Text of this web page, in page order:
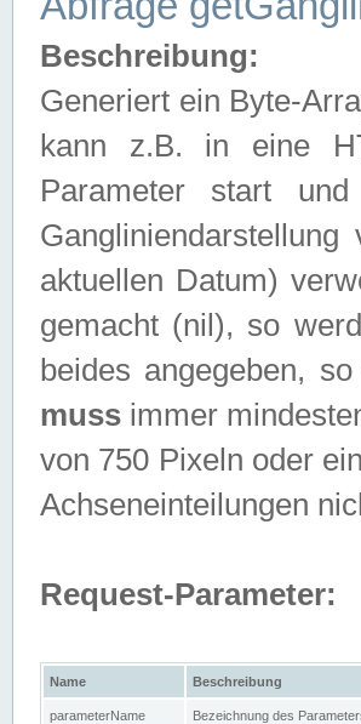
Beschreibung:
Generiert ein Byte-
kann z.B. in eine
Parameter start
aktuellen Datum)
gemacht (nil), so
beides angegeben,
muss immer
von 750 Pixeln oder
Achseneinteilungen
Request-Parameter:
Name Beschreibung
parameterName Bezeichnung des